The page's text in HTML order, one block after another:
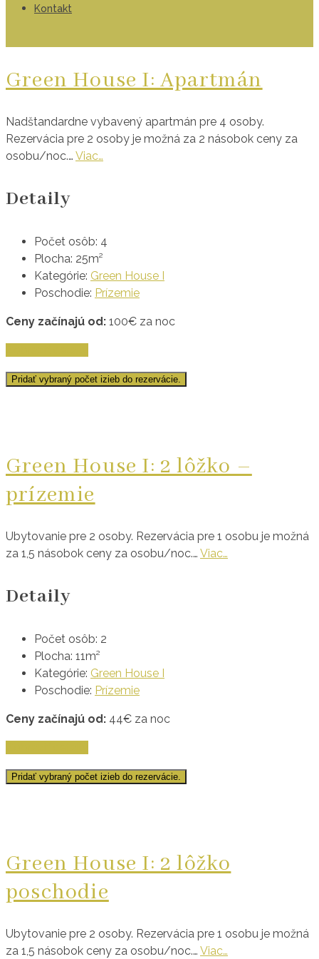
Kontakt
Green House I: Apartmán
Nadštandardne vybavený apartmán pre 4 osoby.
Rezervácia pre 2 osoby je možná za 2 násobok ceny za
osobu/noc.… Viac…
Detaily
Počet osôb: 4
Plocha: 25m²
Kategórie: Green House I
Poschodie: Prízemie
Ceny začínajú od: 100€ za noc
Pridať vybraný počet izieb do rezervácie.
Green House I: 2 lôžko –
prízemie
Ubytovanie pre 2 osoby. Rezervácia pre 1 osobu je možná
za 1,5 násobok ceny za osobu/noc.… Viac…
Detaily
Počet osôb: 2
Plocha: 11m²
Kategórie: Green House I
Poschodie: Prízemie
Ceny začínajú od: 44€ za noc
Pridať vybraný počet izieb do rezervácie.
Green House I: 2 lôžko
poschodie
Ubytovanie pre 2 osoby. Rezervácia pre 1 osobu je možná
za 1,5 násobok ceny za osobu/noc.… Viac…